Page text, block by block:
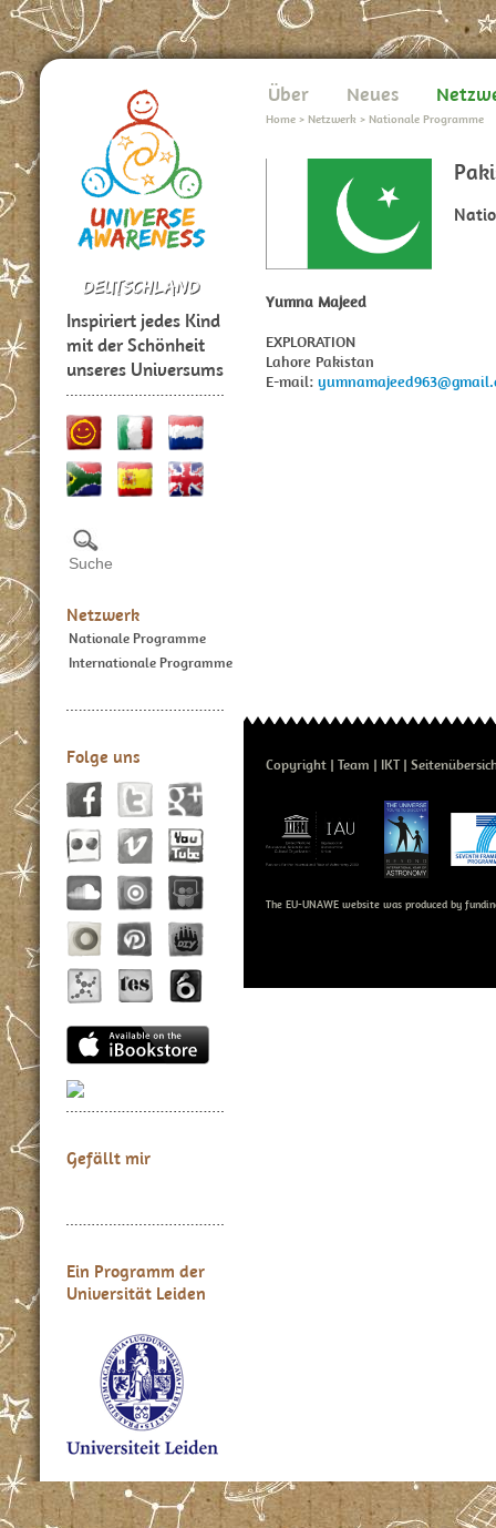
Inspiriert jedes Kind
mit der Schönheit
unseres Universums
Netzwerk
Nationale Programme
Internationale Programme
Folge uns
Gefällt mir
Ein Programm der
Universität Leiden
Über Neues
Home > Netzwerk > Nationale Programme
Yumna Majeed
EXPLORATION
Lahore Pakistan
E-mail:
Copyright Team IKT
The EU-UNAWE website was produced by